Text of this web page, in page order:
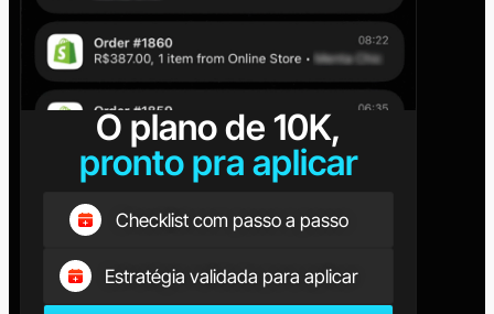
O plano de 10K,
pronto pra aplicar
Checklist com passo a passo
Estratégia validada para aplicar